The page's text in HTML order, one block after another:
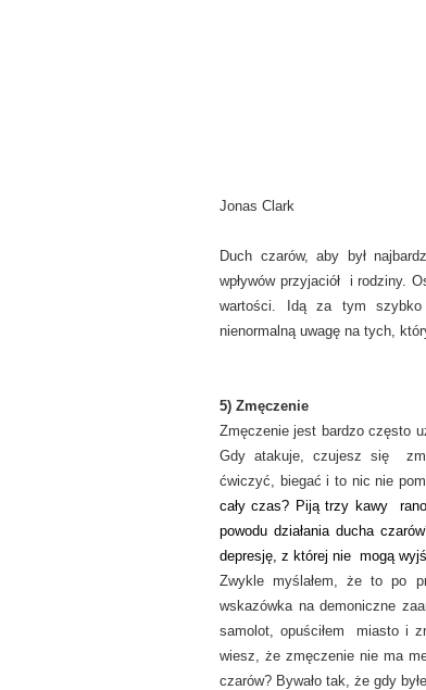
Jonas Clark
Duch czarów, aby był
wpływów przyjaciół i rodziny.
wartości. Idą za tym
nienormalną uwagę na tych,
5) Zmęczenie
Zmęczenie jest bardzo często
Gdy atakuje, czujesz się
ćwiczyć, biegać i to nic nie
cały czas? Piją trzy kawy
powodu działania ducha
depresję, z której nie mogą
Zwykle myślałem, że to po
wskazówka na demoniczne
samolot, opuściłem miasto i
wiesz, że zmęczenie nie ma
czarów? Bywało tak, że gdy